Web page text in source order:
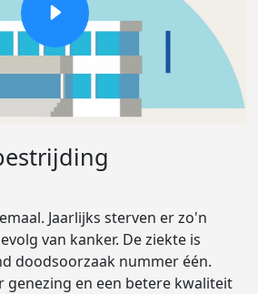
Jaarlijks sterven er zo'n
van kanker. De ziekte is
doodsoorzaak nummer één.
genezing en een betere kwaliteit